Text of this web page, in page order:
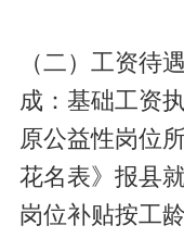
（二）工资待
成：基础工资
原公益性岗位
花名表》报县
岗位补贴按工